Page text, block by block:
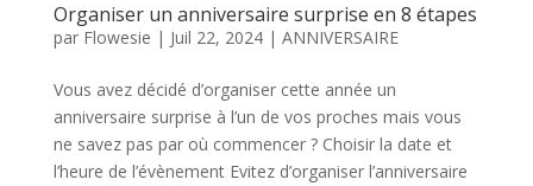
Organiser un anniversaire surprise en 8 étapes
par Flowesie | Juil 22, 2024| ANNIVERSAIRE
Vous avez décidé d’organiser cette année un
anniversaire surprise à l’un de vos proches mais vous
ne savez pas par où commencer ? Choisir la date et
l’heure de l’évènement Evitez d’organiser l’anniversaire